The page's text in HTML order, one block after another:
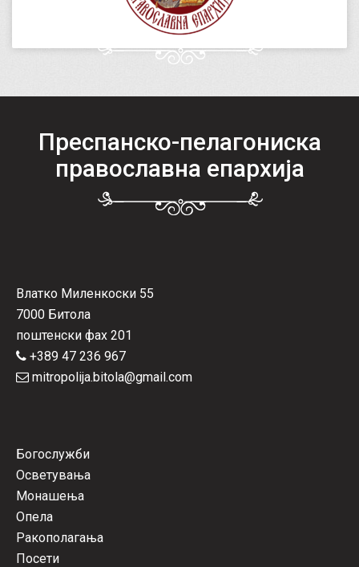
Преспанско-пелагониска
православна епархија
Влатко Миленкоски 55
7000 Битола
поштенски фах 201
+389 47 236 967
mitropolija.bitola@gmail.com
Богослужби
Осветувања
Монашења
Опела
Ракополагања
Посети